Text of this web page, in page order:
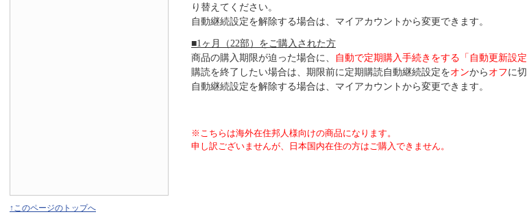
り替えてください。
自動継続設定を解除する場合は、マイアカウントから変更できます。
■1ヶ月（22部）をご購入された方
商品の購入期限が迫った場合に、
自動で定期購入手続きをする「自動更新設
購読を終了したい場合は、期限前に定期購読自動継続設定をオンからオフに
自動継続設定を解除する場合は、マイアカウントから変更できます。
※こちらは海外在住邦人様向けの商品になります。
申し訳ございませんが、日本国内在住の方はご購入できません。
↑このページのトップへ